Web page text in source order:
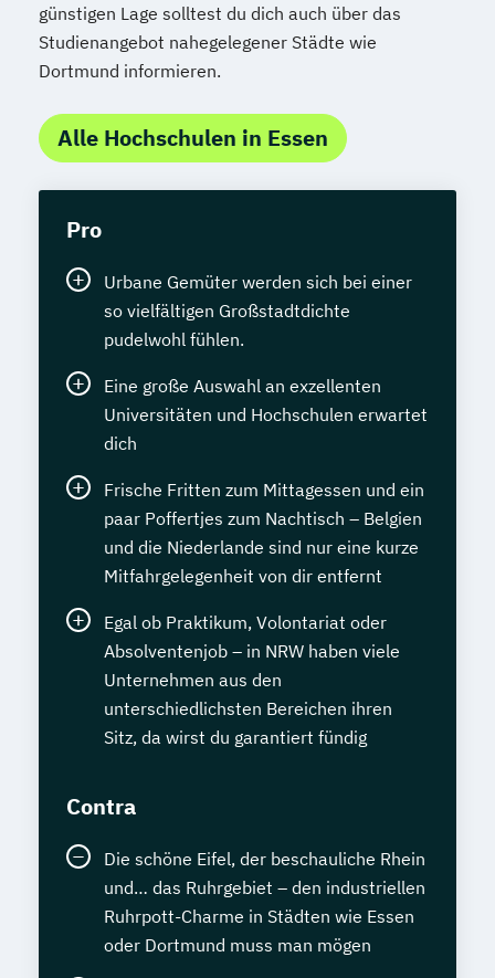
günstigen Lage solltest du dich auch über das
Studienangebot nahegelegener Städte wie
Dortmund informieren.
Alle Hochschulen in Essen
Pro
Urbane Gemüter werden sich bei einer
so vielfältigen Großstadtdichte
pudelwohl fühlen.
Eine große Auswahl an exzellenten
Universitäten und Hochschulen erwartet
dich
Frische Fritten zum Mittagessen und ein
paar Poffertjes zum Nachtisch – Belgien
und die Niederlande sind nur eine kurze
Mitfahrgelegenheit von dir entfernt
Egal ob Praktikum, Volontariat oder
Absolventenjob – in NRW haben viele
Unternehmen aus den
unterschiedlichsten Bereichen ihren
Sitz, da wirst du garantiert fündig
Contra
Die schöne Eifel, der beschauliche Rhein
und… das Ruhrgebiet – den industriellen
Ruhrpott-Charme in Städten wie Essen
oder Dortmund muss man mögen